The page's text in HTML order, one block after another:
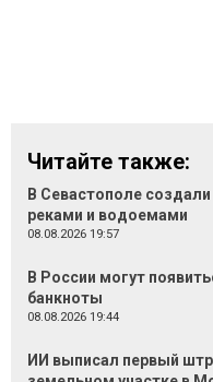
Читайте также:
В Севастополе
реками и водоемами
08.08.2026 19:57
В России могут
банкноты
08.08.2026 19:44
ИИ выписал первый